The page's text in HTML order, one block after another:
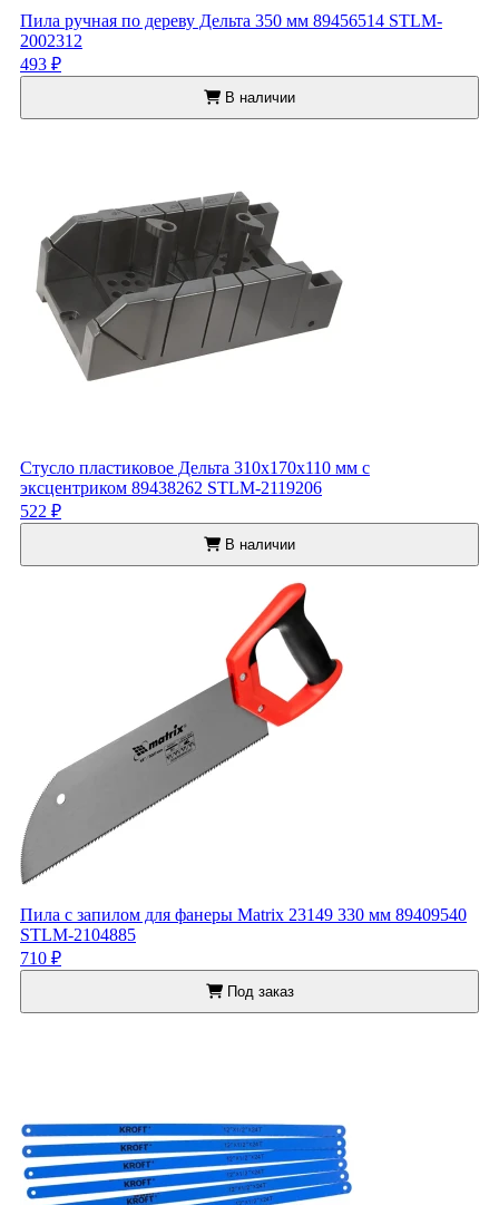
Пила ручная по дереву Дельта 350 мм 89456514 STLM-
2002312
493 ₽
В наличии
Стусло пластиковое Дельта 310x170x110 мм с
эксцентриком 89438262 STLM-2119206
522 ₽
В наличии
Пила с запилом для фанеры Matrix 23149 330 мм 89409540
STLM-2104885
710 ₽
Под заказ